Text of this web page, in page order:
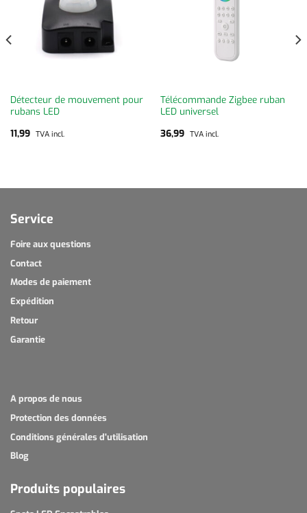
Détecteur de mouvement pour
rubans LED
11,99 TVA incl.
Télécommande Zigbee ruban
LED universel
36,99 TVA incl.
Service
Foire aux questions
Contact
Modes de paiement
Expédition
Retour
Garantie
A propos de nous
Protection des données
Conditions générales d'utilisation
Blog
Produits populaires